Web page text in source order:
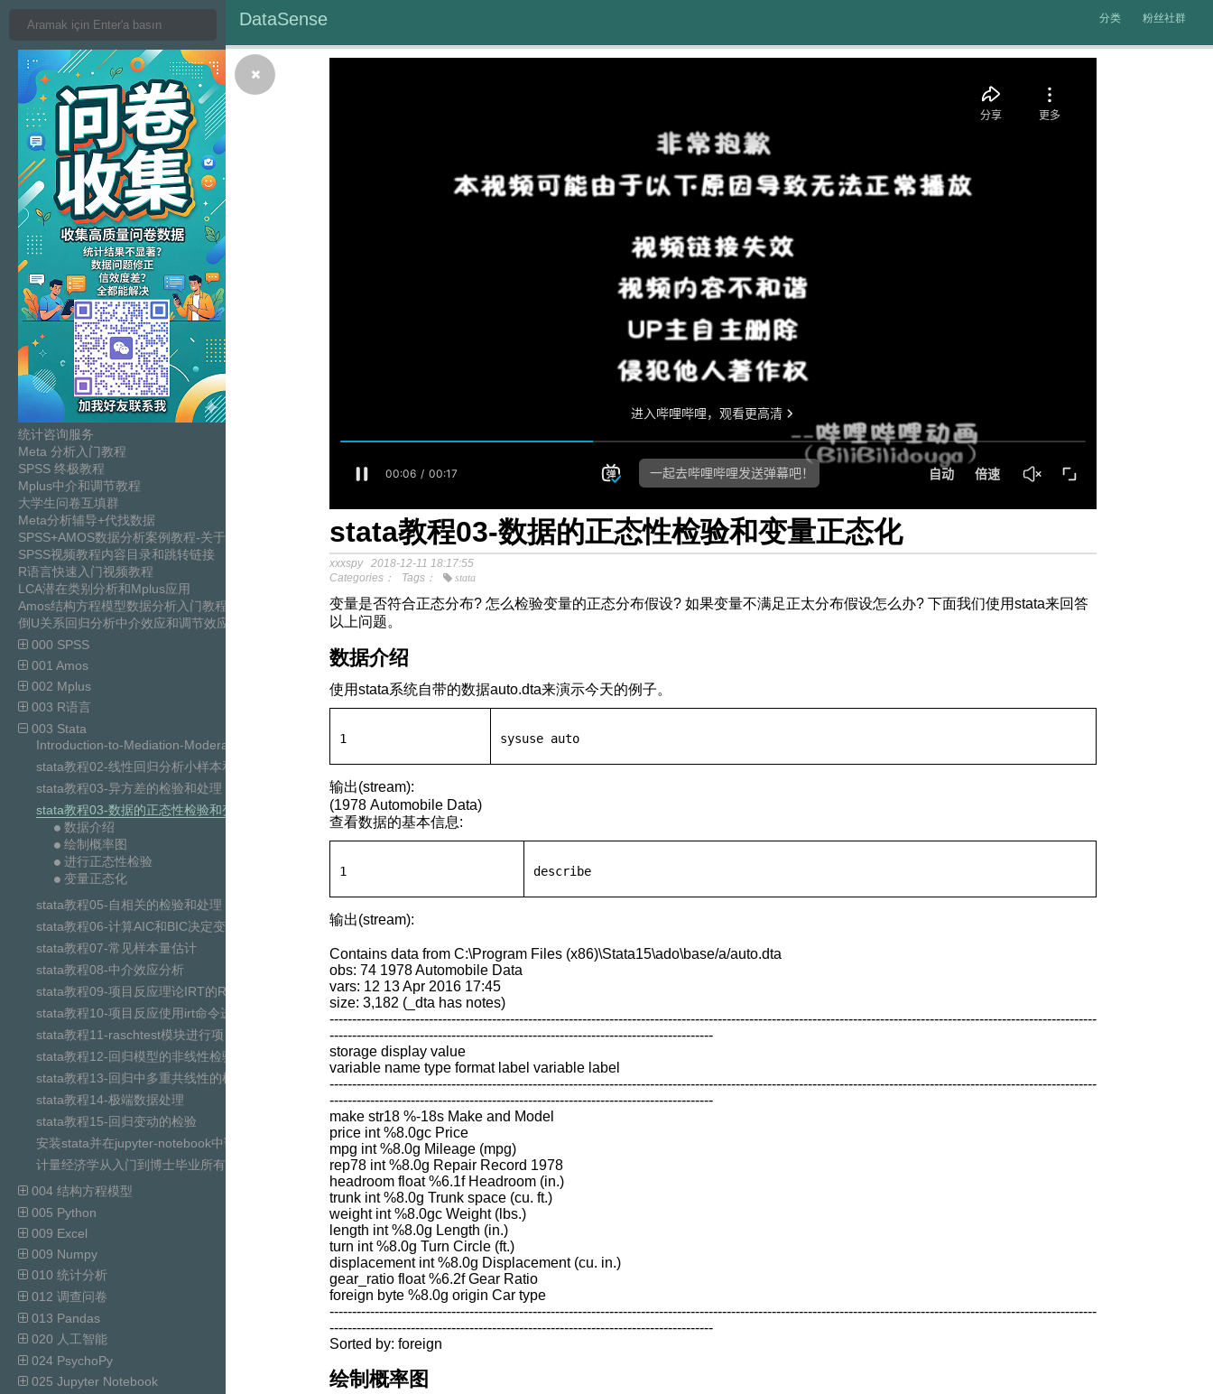
DataSense 分类 粉丝社群
统计咨询服务
Meta 分析入门教程
SPSS 终极教程
Mplus中介和调节教程
大学生问卷互填群
Meta分析辅导+代找数据
SPSS+AMOS数据分析案例教程-关于中介模
SPSS视频教程内容目录和跳转链接
R语言快速入门视频教程
LCA潜在类别分析和Mplus应用
Amos结构方程模型数据分析入门教程
倒U关系回归分析中介效应和调节效应分析SPSS视频教程
000 SPSS
001 Amos
002 Mplus
003 R语言
003 Stata
Introduction-to-Mediation-Moderation-and-Conditional-Process-Analysis第二版PDF下载
stata教程02-线性回归分析小样本和大样本OLS
stata教程03-异方差的检验和处理
stata教程03-数据的正态性检验和变量正态化
数据介绍
绘制概率图
进行正态性检验
变量正态化
stata教程05-自相关的检验和处理
stata教程06-计算AIC和BIC决定变量个数
stata教程07-常见样本量估计
stata教程08-中介效应分析
stata教程09-项目反应理论IRT的Rash模型
stata教程10-项目反应使用irt命令进行单参数logit参数估计
stata教程11-raschtest模块进行项目反应试题分析
stata教程12-回归模型的非线性检验
stata教程13-回归中多重共线性的检验
stata教程14-极端数据处理
stata教程15-回归变动的检验
安装stata并在jupyter-notebook中调用
计量经济学从入门到博士毕业所有教程代码PPT视频资源下载
004 结构方程模型
005 Python
009 Excel
009 Numpy
010 统计分析
012 调查问卷
013 Pandas
020 人工智能
024 PsychoPy
025 Jupyter Notebook
stata教程03-数据的正态性检验和变量正态化
xxxspy
2018-12-11 18:17:55
Categories：
Tags： stata
变量是否符合正态分布? 怎么检验变量的正态分布假设? 如果变量不满足正太分布假设怎么办? 下面我们使用stata来回答
以上问题。
数据介绍
使用stata系统自带的数据auto.dta来演示今天的例子。
1 sysuse auto
输出(stream):
(1978 Automobile Data)
查看数据的基本信息:
1 describe
输出(stream):
Contains data from C:\Program Files (x86)\Stata15\ado\base/a/auto.dta
obs: 74 1978 Automobile Data
vars: 12 13 Apr 2016 17:45
size: 3,182 (_dta has notes)
--------------------------------------------------------------------------------------------------------------------------------------------------------------------------
-------------------------------------------------------------------------------------
storage display value
variable name type format label variable label
--------------------------------------------------------------------------------------------------------------------------------------------------------------------------
-------------------------------------------------------------------------------------
make str18 %-18s Make and Model
price int %8.0gc Price
mpg int %8.0g Mileage (mpg)
rep78 int %8.0g Repair Record 1978
headroom float %6.1f Headroom (in.)
trunk int %8.0g Trunk space (cu. ft.)
weight int %8.0gc Weight (lbs.)
length int %8.0g Length (in.)
turn int %8.0g Turn Circle (ft.)
displacement int %8.0g Displacement (cu. in.)
gear_ratio float %6.2f Gear Ratio
foreign byte %8.0g origin Car type
--------------------------------------------------------------------------------------------------------------------------------------------------------------------------
-------------------------------------------------------------------------------------
Sorted by: foreign
绘制概率图